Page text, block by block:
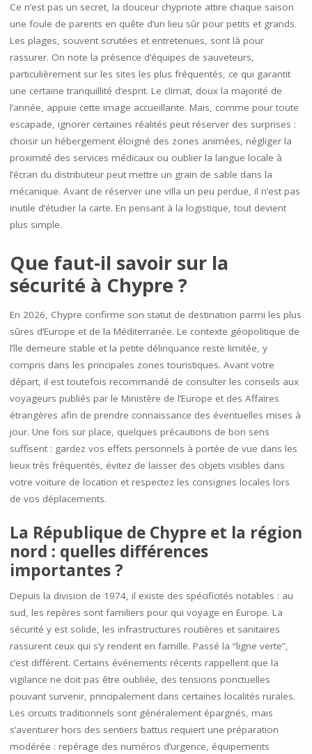
Ce n’est pas un secret, la douceur chypriote attire chaque saison
une foule de parents en quête d’un lieu sûr pour petits et grands.
Les plages, souvent scrutées et entretenues, sont là pour
rassurer. On note la présence d’équipes de sauveteurs,
particulièrement sur les sites les plus fréquentés, ce qui garantit
une certaine tranquillité d’esprit. Le climat, doux la majorité de
l’année, appuie cette image accueillante. Mais, comme pour toute
escapade, ignorer certaines réalités peut réserver des surprises :
choisir un hébergement éloigné des zones animées, négliger la
proximité des services médicaux ou oublier la langue locale à
l’écran du distributeur peut mettre un grain de sable dans la
mécanique. Avant de réserver une villa un peu perdue, il n’est pas
inutile d’étudier la carte. En pensant à la logistique, tout devient
plus simple.
Que faut-il savoir sur la
sécurité à Chypre ?
En 2026, Chypre confirme son statut de destination parmi les plus
sûres d’Europe et de la Méditerranée. Le contexte géopolitique de
l’île demeure stable et la petite délinquance reste limitée, y
compris dans les principales zones touristiques. Avant votre
départ, il est toutefois recommandé de consulter les conseils aux
voyageurs publiés par le Ministère de l’Europe et des Affaires
étrangères afin de prendre connaissance des éventuelles mises à
jour. Une fois sur place, quelques précautions de bon sens
suffisent : gardez vos effets personnels à portée de vue dans les
lieux très fréquentés, évitez de laisser des objets visibles dans
votre voiture de location et respectez les consignes locales lors
de vos déplacements.
La République de Chypre et la région
nord : quelles différences
importantes ?
Depuis la division de 1974, il existe des spécificités notables : au
sud, les repères sont familiers pour qui voyage en Europe. La
sécurité y est solide, les infrastructures routières et sanitaires
rassurent ceux qui s’y rendent en famille. Passé la “ligne verte”,
c’est différent. Certains événements récents rappellent que la
vigilance ne doit pas être oubliée, des tensions ponctuelles
pouvant survenir, principalement dans certaines localités rurales.
Les circuits traditionnels sont généralement épargnés, mais
s’aventurer hors des sentiers battus requiert une préparation
modérée : repérage des numéros d’urgence, équipements